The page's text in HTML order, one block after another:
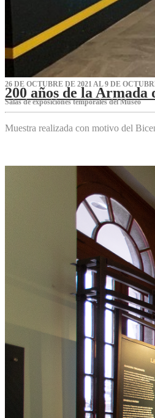
26 DE OCTUBRE DE 2021 AL 9 DE
200 años de la
Salas de exposiciones temporales del Museo‌
Muestra realizada con motivo del